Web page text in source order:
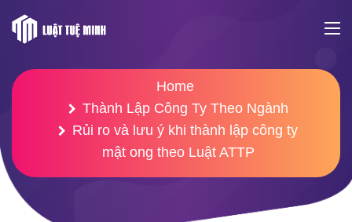
Home
Thành Lập Công Ty Theo Ngành
Rủi ro và lưu ý khi thành lập công ty
mật ong theo Luật ATTP